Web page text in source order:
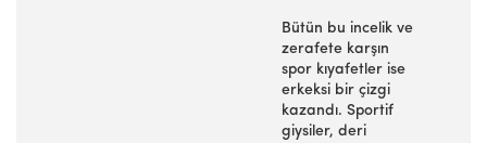
Bütün bu incelik ve
zerafete karşın
spor kıyafetler ise
erkeksi bir çizgi
kazandı. Sportif
giysiler, deri